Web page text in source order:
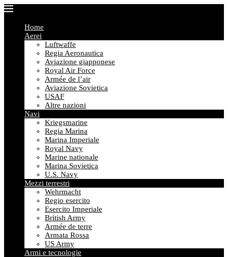
Home
Aerei
Luftwaffe
Regia Aeronautica
Aviazione giapponese
Royal Air Force
Armée de l’air
Aviazione Sovietica
USAF
Altre nazioni
Navi
Kriegsmarine
Regia Marina
Marina Imperiale
Royal Navy
Marine nationale
Marina Sovietica
U.S. Navy
Mezzi terrestri
Wehrmacht
Regio esercito
Esercito Imperiale
British Army
Armée de terre
Armata Rossa
US Army
Armi e tecnologie